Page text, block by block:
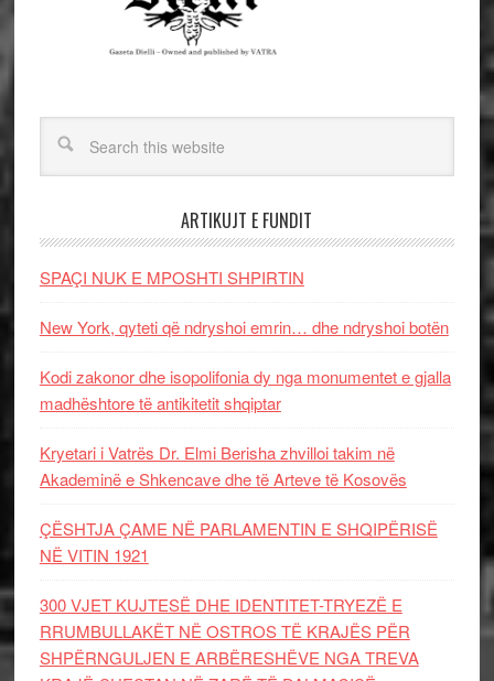
ARTIKUJT E FUNDIT
SPAÇI NUK E MPOSHTI SHPIRTIN
New York, qyteti që ndryshoi emrin… dhe ndryshoi botën
Kodi zakonor dhe isopolifonia dy nga monumentet e gjalla
madhështore të antikitetit shqiptar
Kryetari i Vatrës Dr. Elmi Berisha zhvilloi takim në
Akademinë e Shkencave dhe të Arteve të Kosovës
ÇËSHTJA ÇAME NË PARLAMENTIN E SHQIPËRISË
NË VITIN 1921
300 VJET KUJTESË DHE IDENTITET-TRYEZË E
RRUMBULLAKËT NË OSTROS TË KRAJËS PËR
SHPËRNGULJEN E ARBËRESHËVE NGA TREVA